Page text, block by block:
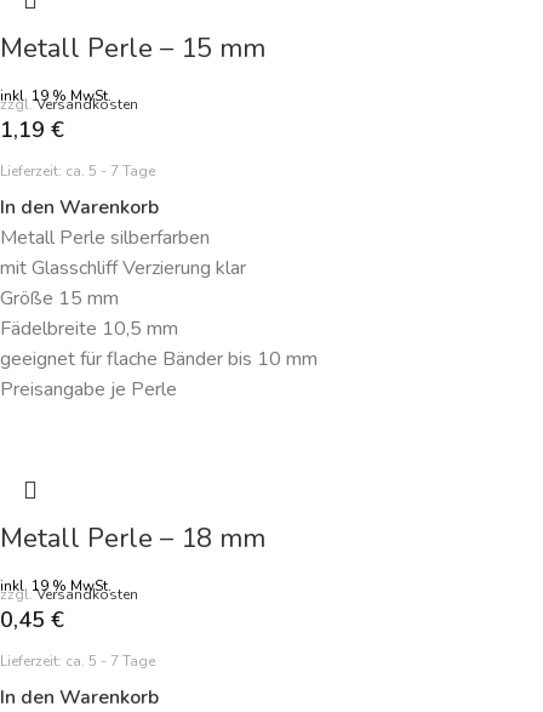
Metall Perle – 15 mm
inkl. 19 % MwSt.
zzgl.Versandkosten
1,19 €
Lieferzeit: ca. 5 - 7 Tage
In den Warenkorb
Metall Perle silberfarben
mit Glasschliff Verzierung klar
Größe 15 mm
Fädelbreite 10,5 mm
geeignet für flache Bänder bis 10 mm
Preisangabe je Perle
Metall Perle – 18 mm
inkl. 19 % MwSt.
zzgl.Versandkosten
0,45 €
Lieferzeit: ca. 5 - 7 Tage
In den Warenkorb